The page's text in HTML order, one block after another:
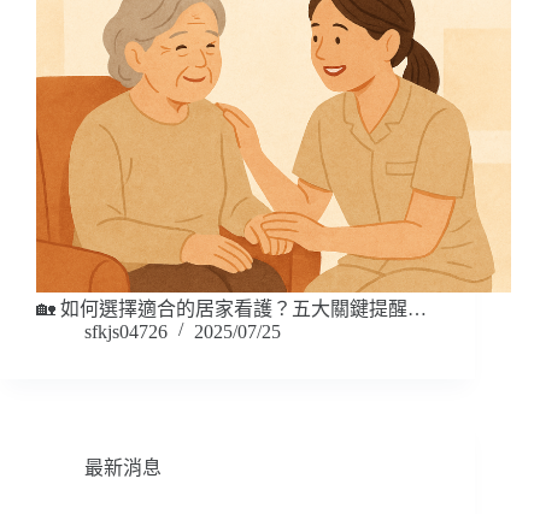
🏡 如何選擇適合的居家看護？五大關鍵提醒…
sfkjs04726
2025/07/25
最新消息